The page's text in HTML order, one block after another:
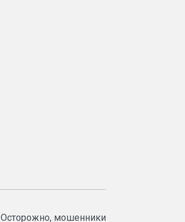
Осторожно, мошенники